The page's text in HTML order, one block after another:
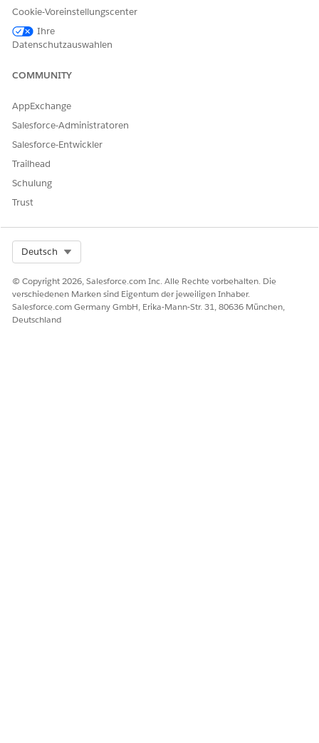
ändern":
Wählen Sie zum Konfigurieren von Auswahllisten für
Bundesstaat und Land/Region die Bundesstaaten und Länder
Entsprechende Informationen finden Sie unter
KONNTEN SIE IHR PROBLEM MITHILFE DIESES ARTIKELS
Geben Sie uns Feedback, damit wir uns verbessern können.
Cookie-Voreinstellungscenter
Ihre
Datenschutzauswahlen
COMMUNITY
AppExchange
Salesforce-Administratoren
Salesforce-Entwickler
Trailhead
Schulung
Trust
Deutsch
© Copyright 2026, Salesforce.com Inc. Alle Rechte vorbehalten. Die
verschiedenen Marken sind Eigentum der jeweiligen Inhaber.
Salesforce.com Germany GmbH, Erika-Mann-Str. 31, 80636 München,
Deutschland